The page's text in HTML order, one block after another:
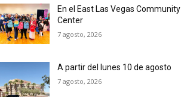
En el East Las Vegas Community
Center
7 agosto, 2026
A partir del lunes 10 de agosto
7 agosto, 2026